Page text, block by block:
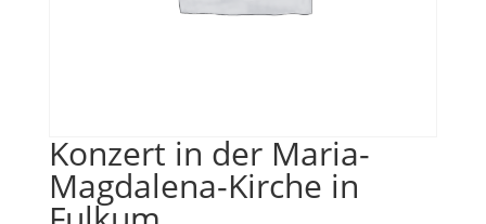
Konzert in der Maria-
Magdalena-Kirche in